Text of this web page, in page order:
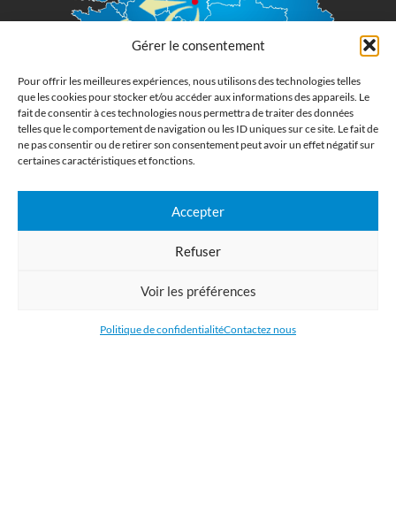
Gérer le consentement
Pour offrir les meilleures expériences, nous utilisons des technologies telles
que les cookies pour stocker et/ou accéder aux informations des appareils. Le
fait de consentir à ces technologies nous permettra de traiter des données
telles que le comportement de navigation ou les ID uniques sur ce site. Le fait de
ne pas consentir ou de retirer son consentement peut avoir un effet négatif sur
certaines caractéristiques et fonctions.
Accepter
Refuser
Voir les préférences
Politique de confidentialitéContactez nous
Imprimerie numérique grand format
Commandez en ligne l'impression de supports publicitaires pour votre
entreprise. Nous imprimons : bâche, tissu, film adhésive, drapeau,
oriflamme, affiche, étiquettes et autocollants. Nous livrons en France, en